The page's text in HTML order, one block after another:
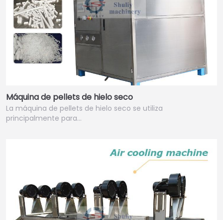
Máquina de pellets de hielo seco
La máquina de pellets de hielo seco se utiliza
principalmente para…